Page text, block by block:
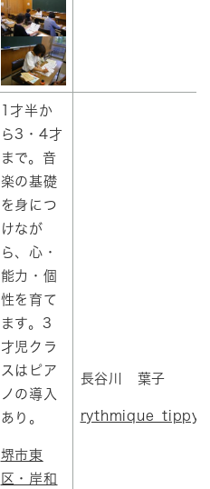
1才半か
ら3・4才
まで。音
楽の基礎
を身につ
けなが
ら、心・
能力・個
性を育て
ます。3
才児クラ
スはピア
ノの導入
あり。
堺市東
区・岸和
長谷川 葉子